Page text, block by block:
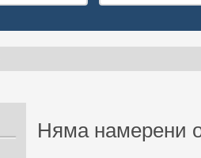
Няма намерени